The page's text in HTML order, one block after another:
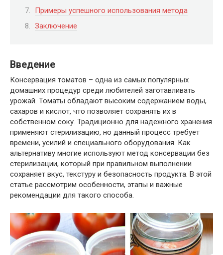
Примеры успешного использования метода
Заключение
Введение
Консервация томатов – одна из самых популярных
домашних процедур среди любителей заготавливать
урожай. Томаты обладают высоким содержанием воды,
сахаров и кислот, что позволяет сохранять их в
собственном соку. Традиционно для надежного хранения
применяют стерилизацию, но данный процесс требует
времени, усилий и специального оборудования. Как
альтернативу многие используют метод консервации без
стерилизации, который при правильном выполнении
сохраняет вкус, текстуру и безопасность продукта. В этой
статье рассмотрим особенности, этапы и важные
рекомендации для такого способа.